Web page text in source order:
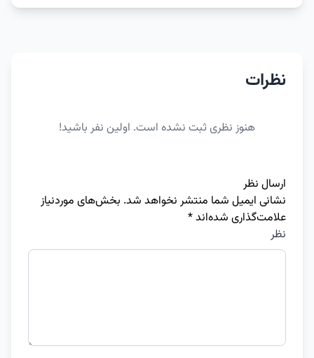
نظرات
هنوز نظری ثبت نشده است. اولین نفر باشید!
ارسال نظر
نشانی ایمیل شما منتشر نخواهد شد. بخش‌های موردنیاز
علامت‌گذاری شده‌اند*
نظر